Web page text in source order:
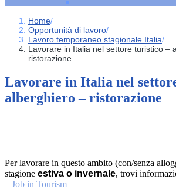
Home/
Opportunità di lavoro/
Lavoro temporaneo stagionale Italia/
Lavorare in Italia nel settore turistico –
ristorazione
Lavorare in Italia nel
alberghiero – ristorazione
Per lavorare in questo ambito (con/senza
stagione estiva o invernale, trovi
– Job in Tourism